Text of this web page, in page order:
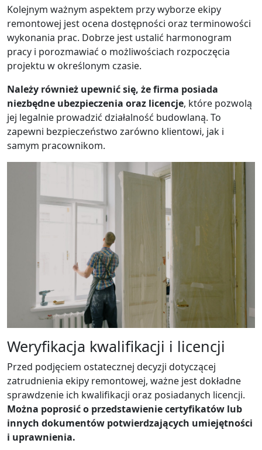
Kolejnym ważnym aspektem przy wyborze ekipy
remontowej jest ocena dostępności oraz terminowości
wykonania prac. Dobrze jest ustalić harmonogram
pracy i porozmawiać o możliwościach rozpoczęcia
projektu w określonym czasie.
Należy również upewnić się, że firma posiada
niezbędne ubezpieczenia oraz licencje, które pozwolą
jej legalnie prowadzić działalność budowlaną. To
zapewni bezpieczeństwo zarówno klientowi, jak i
samym pracownikom.
Weryfikacja kwalifikacji i licencji
Przed podjęciem ostatecznej decyzji dotyczącej
zatrudnienia ekipy remontowej, ważne jest dokładne
sprawdzenie ich kwalifikacji oraz posiadanych licencji.
Można poprosić o przedstawienie certyfikatów lub
innych dokumentów potwierdzających umiejętności
i uprawnienia.